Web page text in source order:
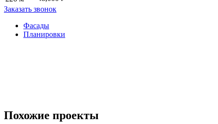
Заказать звонок
Фасады
Планировки
Похожие проекты